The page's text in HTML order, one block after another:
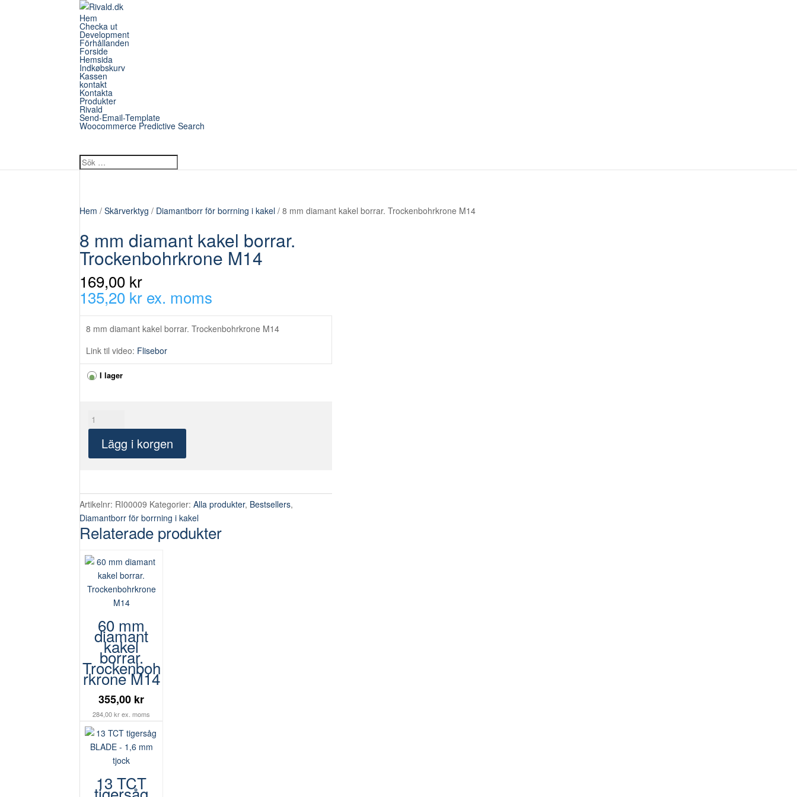
Hem
Checka ut
Development
Förhållanden
Forside
Hemsida
Indkøbskurv
Kassen
kontakt
Kontakta
Produkter
Rivald
Send-Email-Template
Woocommerce Predictive Search
Hem /Skärverktyg / Diamantborr för borrning i kakel / 8 mm diamant kakel borrar. Trockenbohrkrone M14
8 mm diamant kakel borrar.
Trockenbohrkrone M14
169,00 kr
135,20 kr ex. moms
8 mm diamant kakel borrar. Trockenbohrkrone M14
Link til video: Flisebor
I lager
8
mm
diamant
kakel
M14
mängd
Lägg i korgen
Artikelnr: RI00009 Kategorier:Alla produkter, Bestsellers,
Diamantborr för borrning i kakel
Relaterade produkter
60 mm
diamant
kakel
borrar.
Trockenboh
rkrone M14
355,00 kr
284,00 kr ex. moms
13 TCT